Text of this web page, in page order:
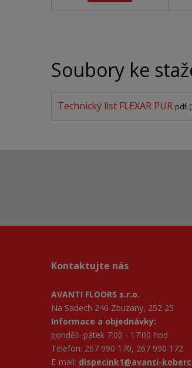
Soubory ke
Technický list FLEXAR PUR pdf
Kontaktujte nás
AVANTI FLOORS s.r.o.
Na Sadech 246 Zbuzany, 252 25
Informace a objednávky:
pondělí–pátek 7:00 - 17:00 hod
Telefon: 267 990 170, 267 990 172
E-mail: dispecink1@avanti-